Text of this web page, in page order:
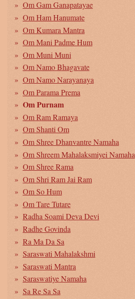
Om Gam Ganapatayae
Om Ham Hanumate
Om Kumara Mantra
Om Mani Padme Hum
Om Muni Muni
Om Namo Bhagavate
Om Namo Narayanaya
Om Parama Prema
Om Purnam
Om Ram Ramaya
Om Shanti Om
Om Shree Dhanvantre Namaha
Om Shreem Mahalaksmiyei Namaha
Om Shree Rama
Om Shri Ram Jai Ram
Om So Hum
Om Tare Tutare
Radha Soami Deva Devi
Radhe Govinda
Ra Ma Da Sa
Saraswati Mahalakshmi
Saraswati Mantra
Saraswatiye Namaha
Sa Re Sa Sa